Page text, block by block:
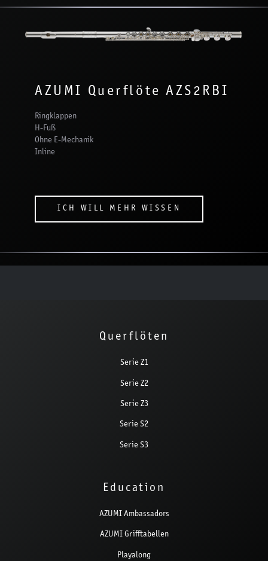
AZUMI Querflöte AZS2RBI
Ringklappen
H-Fuß
Ohne E-Mechanik
Inline
ICH WILL MEHR WISSEN
Querflöten
Serie Z1
Serie Z2
Serie Z3
Serie S2
Serie S3
Education
AZUMI Ambassadors
AZUMI Grifftabellen
Playalong